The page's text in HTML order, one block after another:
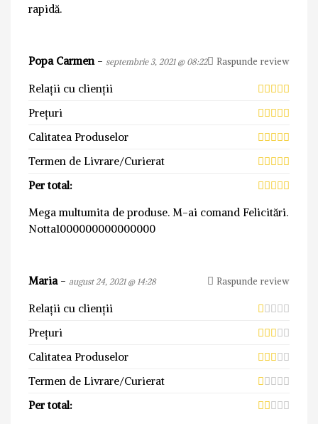
rapidă.
Popa Carmen - septembrie 3, 2021 @ 08:22 Raspunde review
Relații cu clienții
Prețuri
Calitatea Produselor
Termen de Livrare/Curierat
Per total:
Mega multumita de produse. M-ai comand Felicitări.
Notta1000000000000000
Maria- august 24, 2021 @ 14:28 Raspunde review
Relații cu clienții
Prețuri
Calitatea Produselor
Termen de Livrare/Curierat
Per total: